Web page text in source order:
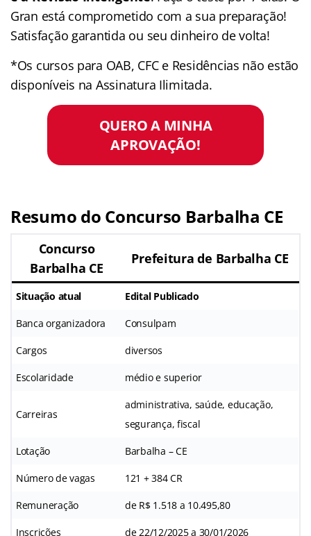
Gran está comprometido com a sua preparação!
Satisfação garantida ou seu dinheiro de volta!
*Os cursos para OAB, CFC e Residências não estão
disponíveis na Assinatura Ilimitada.
QUERO A MINHA
APROVAÇÃO!
Resumo do Concurso Barbalha CE
Concurso
Barbalha CE
Prefeitura de Barbalha CE
Situação atual Edital Publicado
Banca organizadora Consulpam
Cargos diversos
Escolaridade médio e superior
Carreiras
administrativa, saúde, educação,
segurança, fiscal
Lotação Barbalha – CE
Número de vagas 121 + 384 CR
Remuneração de R$ 1.518 a 10.495,80
Inscrições de 22/12/2025 a 30/01/2026